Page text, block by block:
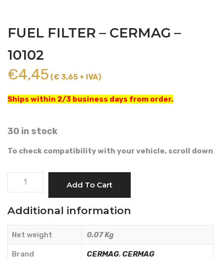
FUEL FILTER – CERMAG –
10102
€4,45 (€ 3,65 + IVA)
Ships within 2/3 business days from order.
30 in stock
To check compatibility with your vehicle, scroll down
FUEL
CERMAG
-
10102
quantity
Add To Cart
Additional information
Net weight 0.07 Kg
Brand CERMAG, CERMAG